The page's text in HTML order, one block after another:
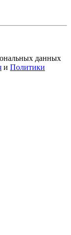
данных
и Политики